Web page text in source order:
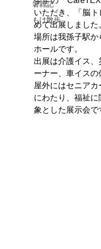
箸雑記
もけ散歩
いただき、「脳
めて出展しました
場所は我孫子駅
ホールです。
出展は介護イス
ーナー、車イスの
屋外にはセニア
にわたり、福祉
象とした展示会で